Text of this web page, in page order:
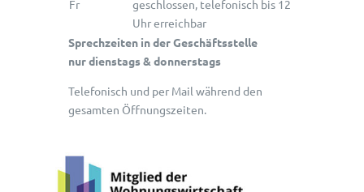
Fr
geschlossen, telefonisch bis 12
Uhr erreichbar
Sprechzeiten in der Geschäftsstelle
nur dienstags & donnerstags
Telefonisch und per Mail während den
gesamten Öffnungszeiten.